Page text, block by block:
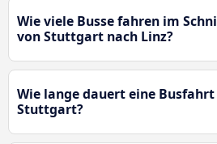
Wie viele Busse fahren im
von Stuttgart nach Linz?
Wie lange dauert eine
Stuttgart?